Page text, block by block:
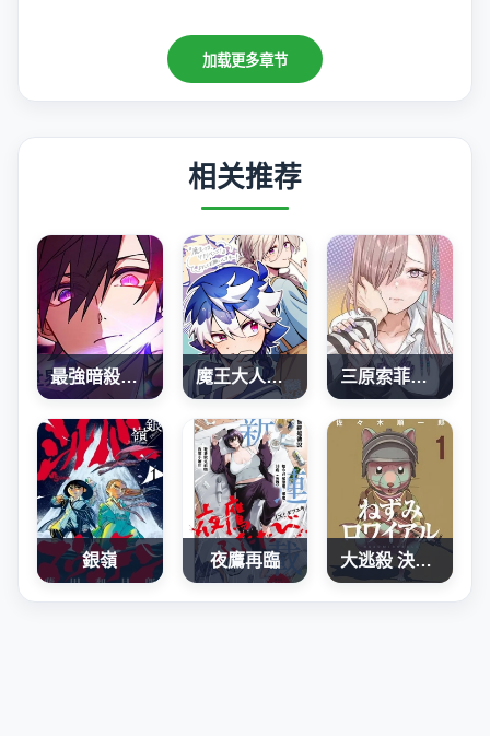
加载更多章节
相关推荐
最強暗殺者異世界轉移 魔王大人、再再再续前缘！ 三原索菲亞才不可怕呢
銀嶺 夜鷹再臨 大逃殺 決一鼠戰